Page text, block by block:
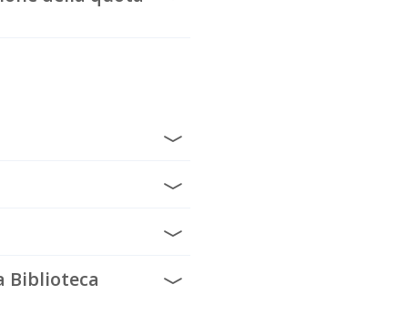
Biblioteca